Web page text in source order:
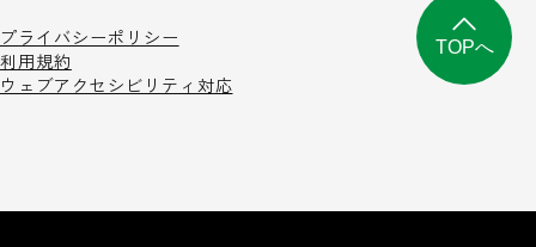
プライバシーポリシー
利用規約
ウェブアクセシビリティ対応
TOPへ